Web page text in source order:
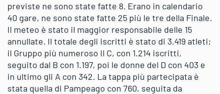
previste ne sono state fatte 8. Erano in calendario
40 gare, ne sono state fatte 25 più le tre della Finale.
Il meteo è stato il maggior responsabile delle 15
annullate. Il totale degli iscritti è stato di 3.419 atleti;
il Gruppo più numeroso il C, con 1.214 iscritti,
seguito dal B con 1.197, poi le donne del D con 403 e
in ultimo gli A con 342. La tappa più partecipata è
stata quella di Pampeago con 760, seguita da